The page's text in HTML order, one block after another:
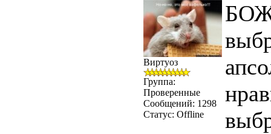
Виртуоз
Группа:
Проверенные
Сообщений: 1298
Статус: Offline